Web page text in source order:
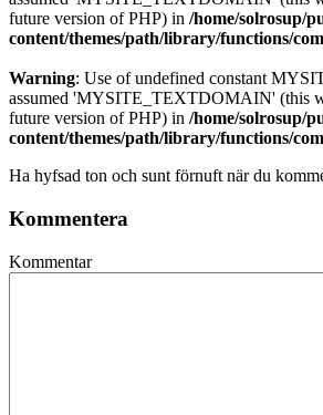
future version of PHP) in /home/solrosup/
content/themes/path/library/functions/
Warning: Use of undefined constant
assumed 'MYSITE_TEXTDOMAIN' (this
future version of PHP) in /home/solrosup/
content/themes/path/library/functions/
Ha hyfsad ton och sunt förnuft när du
Kommentera
Kommentar